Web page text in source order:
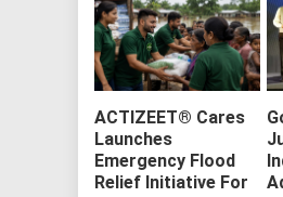
ACTIZEET® Cares
Launches
Emergency Flood
Relief Initiative For